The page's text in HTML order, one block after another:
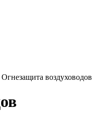
воздуховодов